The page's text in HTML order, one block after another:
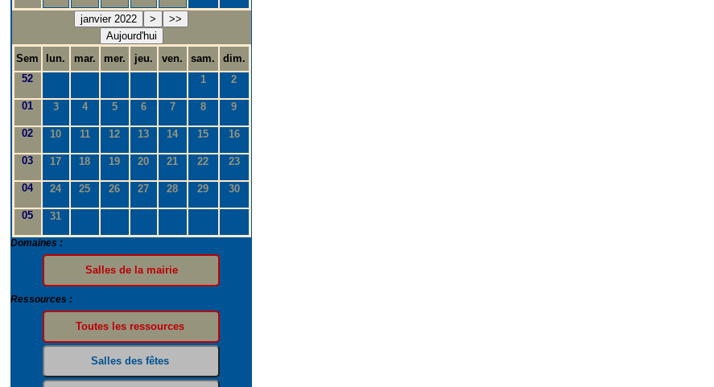
janvier 2022 >
>>
Aujourd'hui
Sem
lun. mar. mer. jeu. ven. sam.
dim.
52
1 2
01 3 4 5 6 7 8 9
02 10 11 12 13 14 15 16
03 17 18 19 20 21 22 23
04 24 25 26 27 28 29 30
05 31
Domaines :
Ressources :